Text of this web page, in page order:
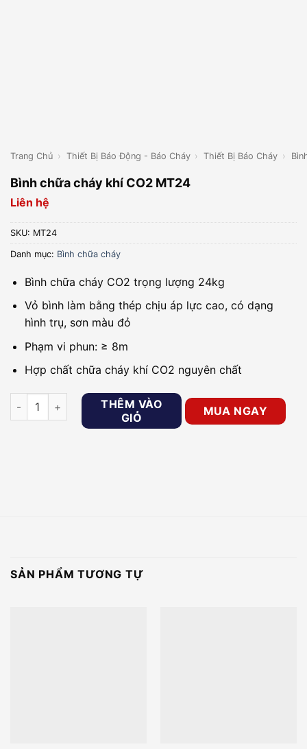
Trang Chủ › Thiết Bị Báo Động - Báo Cháy › Thiết Bị Báo Cháy ›
Bình chữa cháy khí CO2 MT24
Liên hệ
SKU: MT24
Danh mục: Bình chữa cháy
Bình chữa cháy CO2 trọng lượng 24kg
Vỏ bình làm bằng thép chịu áp lực cao, có dạng
hình trụ, sơn màu đỏ
Phạm vi phun: ≥ 8m
Hợp chất chữa cháy khí CO2 nguyên chất
Bình chữa cháy khí CO2 MT24 số lượng
THÊM VÀO
GIỎ
MUA NGAY
SẢN PHẨM TƯƠNG TỰ